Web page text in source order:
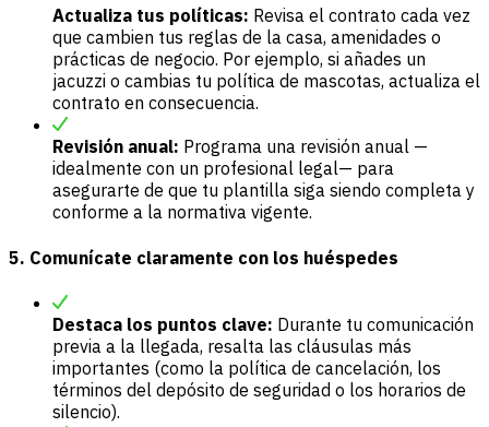
Actualiza tus políticas: Revisa el contrato cada vez
que cambien tus reglas de la casa, amenidades o
prácticas de negocio. Por ejemplo, si añades un
jacuzzi o cambias tu política de mascotas, actualiza el
contrato en consecuencia.
Revisión anual: Programa una revisión anual —
idealmente con un profesional legal— para
asegurarte de que tu plantilla siga siendo completa y
conforme a la normativa vigente.
5. Comunícate claramente con los huéspedes
Destaca los puntos clave: Durante tu comunicación
previa a la llegada, resalta las cláusulas más
importantes (como la política de cancelación, los
términos del depósito de seguridad o los horarios de
silencio).